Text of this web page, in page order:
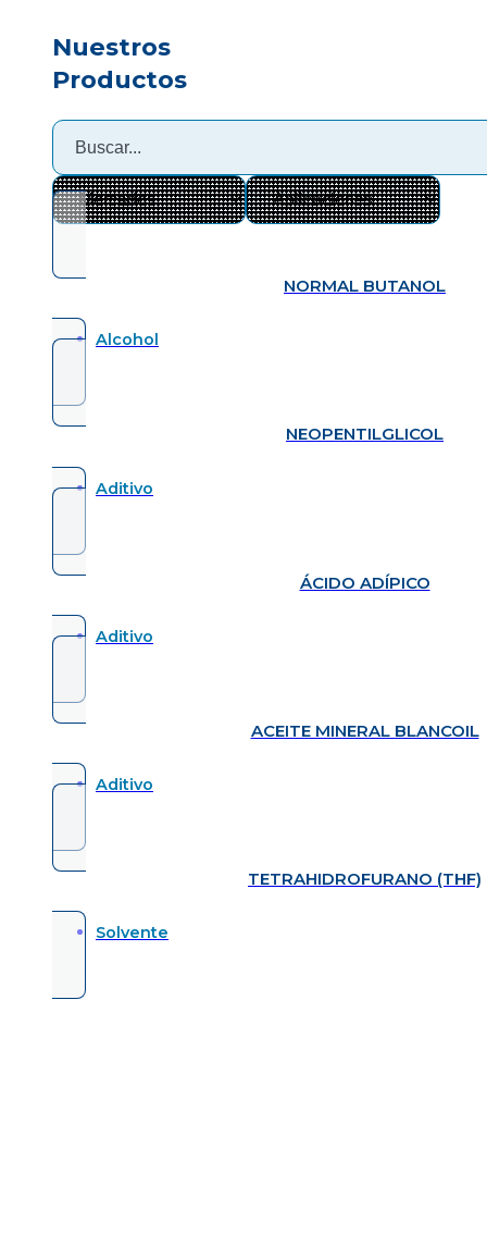
Nuestros
Productos
NORMAL BUTANOL
Alcohol
NEOPENTILGLICOL
Aditivo
ÁCIDO ADÍPICO
Aditivo
ACEITE MINERAL BLANCOIL
Aditivo
TETRAHIDROFURANO (THF)
Solvente